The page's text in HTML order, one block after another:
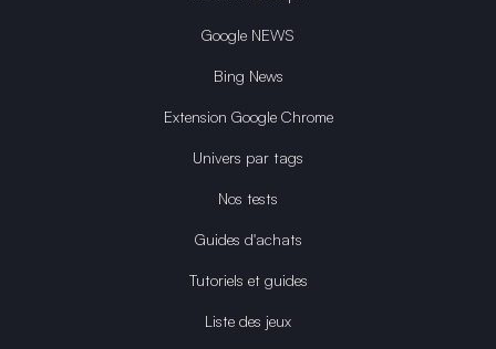
Google NEWS
Bing News
Extension Google Chrome
Univers par tags
Nos tests
Guides d'achats
Tutoriels et guides
Liste des jeux